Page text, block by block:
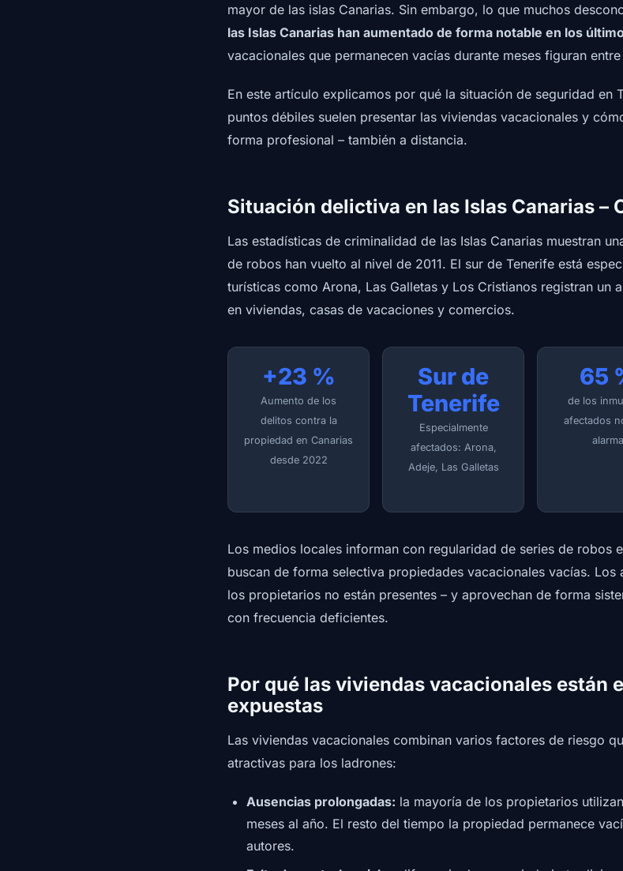
mayor de las islas Canarias. Sin embargo, lo que muchos
las Islas Canarias han aumentado de forma notable en los
vacacionales que permanecen vacías durante meses figuran
En este artículo explicamos por qué la situación de seguridad en
puntos débiles suelen presentar las viviendas vacacionales y
forma profesional – también a distancia.
Situación delictiva en las Islas Canarias –
Las estadísticas de criminalidad de las Islas Canarias muestran
de robos han vuelto al nivel de 2011. El sur de Tenerife está
turísticas como Arona, Las Galletas y Los Cristianos registran un
en viviendas, casas de vacaciones y comercios.
+23 %
Aumento de los
delitos contra la
propiedad en Canarias
desde 2022
Sur de
Tenerife
Especialmente
afectados: Arona,
Adeje, Las Galletas
65
de los
afectados
alarma
Los medios locales informan con regularidad de series de robos
buscan de forma selectiva propiedades vacacionales vacías. Los
los propietarios no están presentes – y aprovechan de forma
con frecuencia deficientes.
Por qué las viviendas vacacionales están
expuestas
Las viviendas vacacionales combinan varios factores de riesgo
atractivas para los ladrones:
Ausencias prolongadas: la mayoría de los propietarios
meses al año. El resto del tiempo la propiedad permanece
autores.